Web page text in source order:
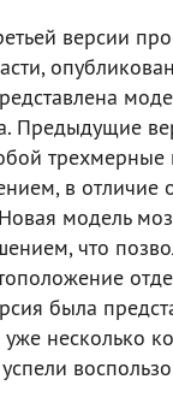
версии
Предыдущие
трехмерные
в отличие
модель
что
была
уже несколько